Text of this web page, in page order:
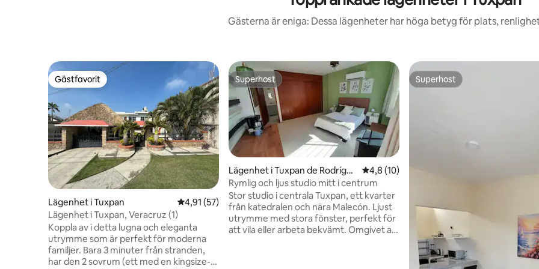
Gästerna är eniga: Dessa lägenheter har höga betyg för plats,
Gästfavorit
Gästfavorit
Lägenhet i Tuxpan 4,91 av 5 i genomsnittligt betyg, 57 omdömen
4,91 (57)
Lägenhet i Tuxpan, Veracruz (1)
Koppla av i detta lugna och eleganta
utrymme som är perfekt för moderna
familjer. Bara 3 minuter från stranden,
har den 2 sovrum (ett med en kingsize-
Superhost
Superhost
Lägenhet i Tuxpan de Rodrígue
z Cano Centro
4,8 av 5 i genomsnittligt betyg, 10
4,8 (10)
Rymlig och ljus studio mitt i centrum
Stor studio i centrala Tuxpan, ett kvarter
från katedralen och nära Malecón. Ljust
utrymme med stora fönster, perfekt för
att vila eller arbeta bekvämt. Omgivet av
Superhost
Superhost